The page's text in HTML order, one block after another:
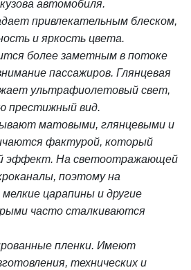
автомобиля.
привлекательным блеском,
и яркость цвета.
более заметным в потоке
пассажиров. Глянцевая
ультрафиолетовый свет,
престижный вид.
матовыми, глянцевыми и
фактурой, который
эффект. На светоотражающей
поэтому на
царапины и другие
часто сталкиваются
пленки. Имеют
технических и